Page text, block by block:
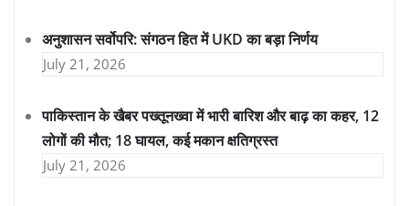
अनुशासन सर्वोपरि: संगठन हित में UKD का बड़ा निर्णय
July 21, 2026
पाकिस्तान के खैबर पख्तूनख्वा में भारी बारिश और बाढ़ का कहर, 12
लोगों की मौत; 18 घायल, कई मकान क्षतिग्रस्त
July 21, 2026